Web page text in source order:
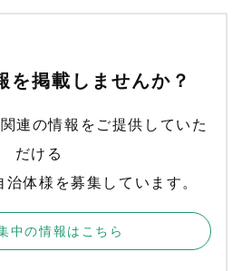
を掲載しませんか？
連の情報をご提供していた
だける
体様を募集しています。
中の情報はこちら